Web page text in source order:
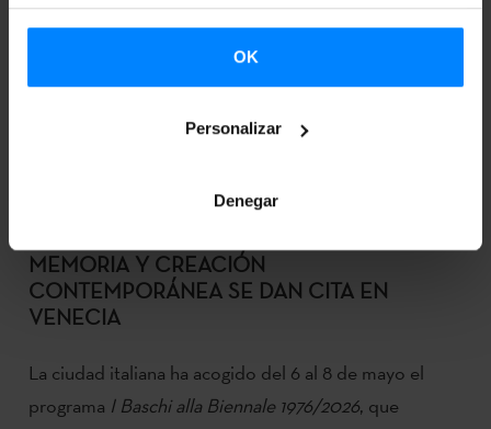
OK
Personalizar
Denegar
MEMORIA Y CREACIÓN
CONTEMPORÁNEA SE DAN CITA EN
VENECIA
La ciudad italiana ha acogido del 6 al 8 de mayo el
programa I Baschi alla Biennale 1976/2026, que